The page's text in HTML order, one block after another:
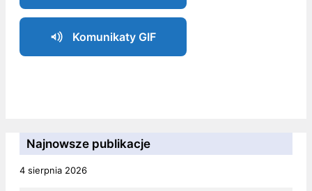
Komunikaty GIF
Najnowsze publikacje
4 sierpnia 2026